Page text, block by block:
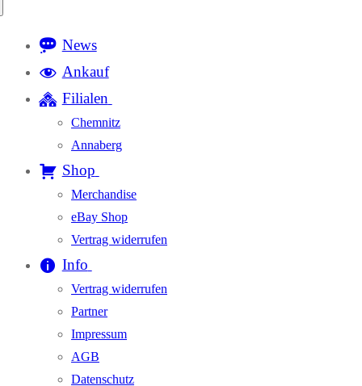
News
Ankauf
Filialen
Chemnitz
Annaberg
Shop
Merchandise
eBay Shop
Vertrag widerrufen
Info
Vertrag widerrufen
Partner
Impressum
AGB
Datenschutz